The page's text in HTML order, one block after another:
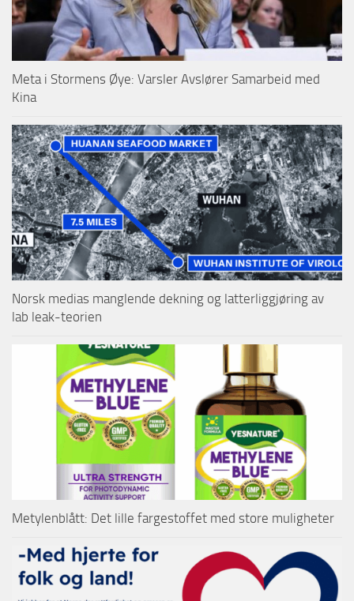
Meta i Stormens Øye: Varsler Avslører Samarbeid med
Kina
Norsk medias manglende dekning og latterliggjøring av
lab leak-teorien
Metylenblått: Det lille fargestoffet med store muligheter